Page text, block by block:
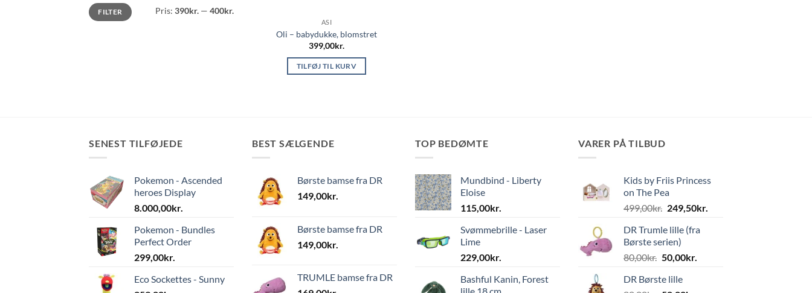
Mindste
pris
Højeste
prisFILTER Pris: 390kr. — 400kr.
ASI
Oli – babydukke, blomstret
399,00kr.
TILFØJ TIL KURV
SENEST TILFØJEDE
Pokemon - Ascended
heroes Display
8.000,00kr.
Pokemon - Bundles
Perfect Order
299,00kr.
Eco Sockettes - Sunny
BEST SÆLGENDE
Børste bamse fra DR
149,00kr.
Børste bamse fra DR
149,00kr.
TRUMLE bamse fra DR
TOP BEDØMTE
Mundbind - Liberty
Eloise
115,00kr.
Svømmebrille - Laser
Lime
229,00kr.
Bashful Kanin, Forest
VARER PÅ TILBUD
Kids by Friis Princess
on The Pea
499,00kr. Den
pris
var:
499,00kr..
249,50kr.
DR Trumle lille (fra
Børste serien)
80,00kr. Den
pris
50,00kr.
DR Børste lille